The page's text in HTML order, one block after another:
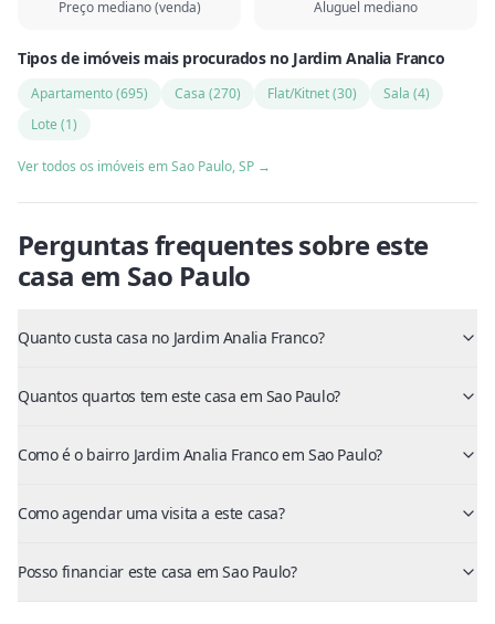
Preço mediano (venda) Aluguel mediano
Tipos de imóveis mais procurados no Jardim Analia Franco
Apartamento(695) Casa (270) Flat/Kitnet(30) Sala (4)
Lote (1)
Ver todos os imóveis emSao Paulo,SP →
Perguntas frequentes sobre este
casa em Sao Paulo
Quanto custa casa no Jardim Analia Franco?
Quantos quartos tem este casa em Sao Paulo?
Como é o bairro Jardim Analia Franco em Sao Paulo?
Como agendar uma visita a este casa?
Posso financiar este casa em Sao Paulo?